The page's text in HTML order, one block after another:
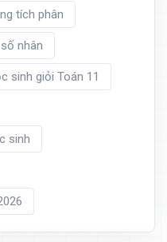
tích phân
nhân
sinh giỏi Toán 11
sinh